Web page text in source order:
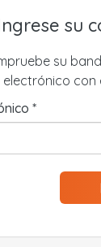
su
su
electrónico con
*